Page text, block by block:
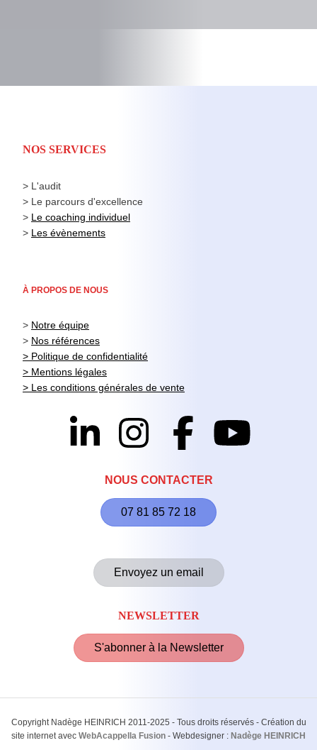
NOS SERVICES
> L'audit
> Le parcours d'excellence
> Le coaching individuel
> Les évènements
À PROPOS DE NOUS
> Notre équipe
> Nos références
> Politique de confidentialité
> Mentions légales
> Les conditions générales de vente
NOUS CONTACTER
07 81 85 72 18
Envoyez un email
NEWSLETTER
S'abonner à la Newsletter
Copyright Nadège HEINRICH 2011-2025 - Tous droits réservés - Création du
site internet avec WebAcappella Fusion - Webdesigner : Nadège HEINRICH